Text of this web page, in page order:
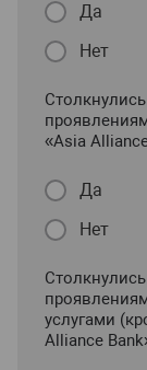
Да
Нет
«Asia
Да
Нет
услугами
Alliance